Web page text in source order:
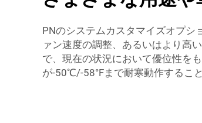
PNのシステムカスタマイズオプシ
ァン速度の調整、あるいはより高
で、現在の状況において優位性を
が-50℃/-58°Fまで耐寒動作するこ